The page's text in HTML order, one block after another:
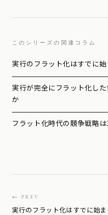
このシリーズの関連コラム
実行のフラット化はすでに始
実行が完全にフラット化し
か
フラット化時代の競争戦略
← PREV
実行のフラット化はすでに始ま